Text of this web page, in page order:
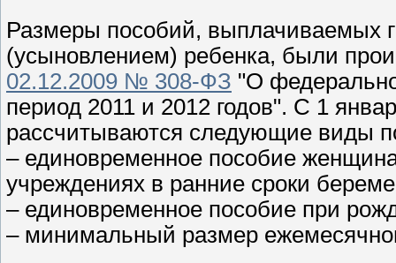
Размеры пособий, выплачиваемых
(усыновлением) ребенка, были
02.12.2009 № 308-ФЗ "О
период 2011 и 2012 годов". С 1
рассчитываются следующие виды
– единовременное пособие
учреждениях в ранние сроки
– единовременное пособие при
– минимальный размер